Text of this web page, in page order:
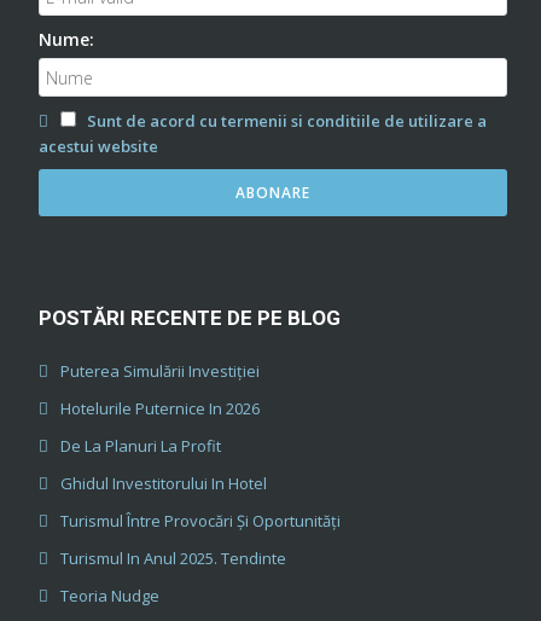
Nume:
Sunt de acord cu termenii si conditiile de utilizare a
acestui website
POSTĂRI RECENTE DE PE BLOG
Puterea Simulării Investiției
Hotelurile Puternice In 2026
De La Planuri La Profit
Ghidul Investitorului In Hotel
Turismul Între Provocări Și Oportunități
Turismul In Anul 2025. Tendinte
Teoria Nudge